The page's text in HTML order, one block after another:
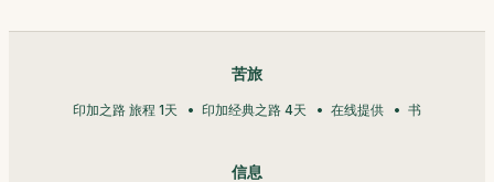
苦旅
印加之路 旅程 1天 印加经典之路 4天 在线提供 书
信息